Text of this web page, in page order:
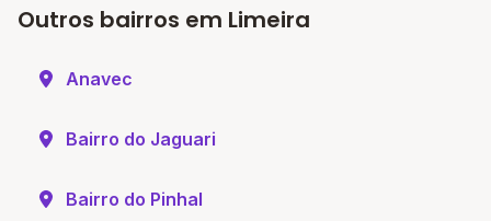
Outros bairros em Limeira
Anavec
Bairro do Jaguari
Bairro do Pinhal